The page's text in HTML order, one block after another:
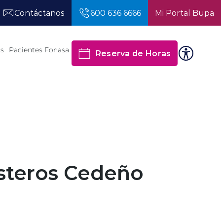
Contáctanos
600 636 6666 Mi Portal Bupa
Pacientes Fonasa Reserva de Horas
Cedeño